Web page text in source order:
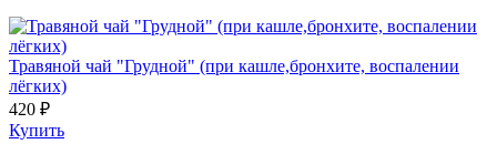
Травяной чай "Грудной" (при кашле,бронхите, воспалении
лёгких)
420 ₽
Купить